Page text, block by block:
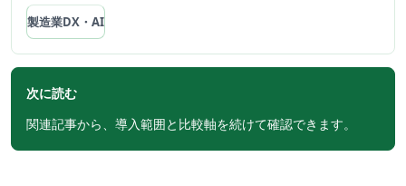
製造業DX・AI
次に読む
関連記事から、導入範囲と比較軸を続けて確認できます。